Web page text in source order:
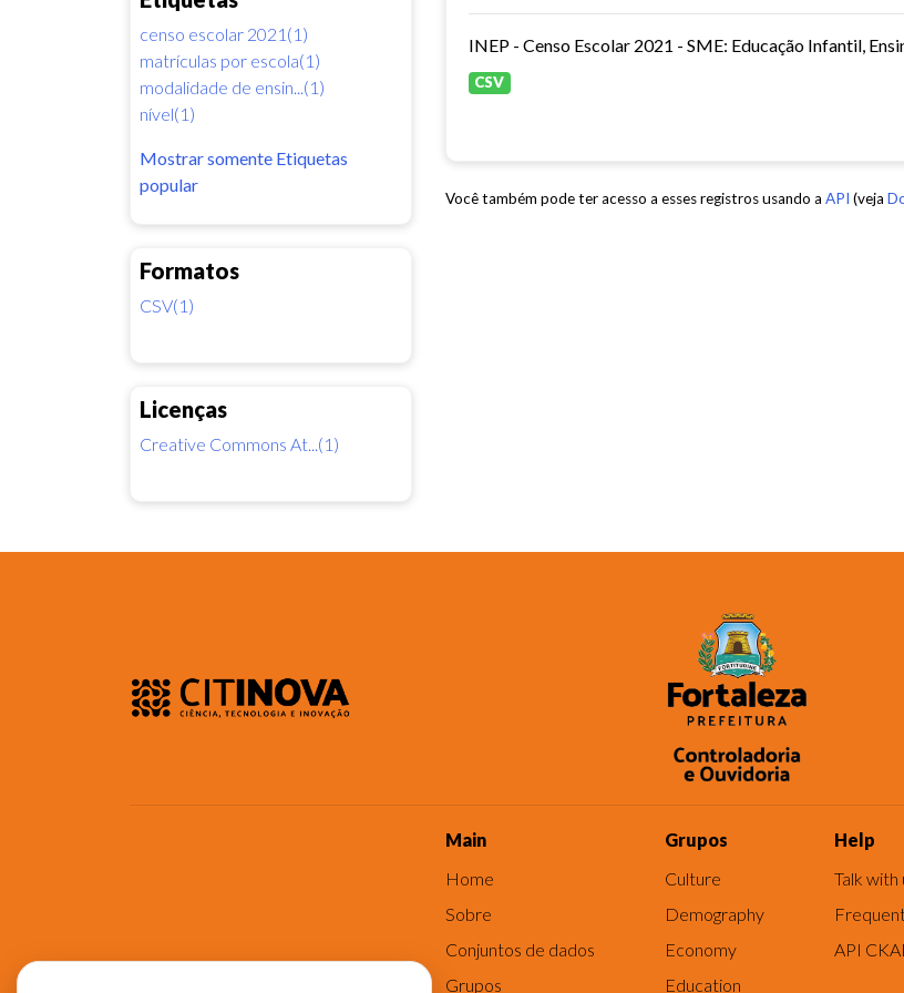
censo escolar 2021(1)
matrículas por escola(1)
modalidade de ensin...(1)
nível(1)
Mostrar somente Etiquetas
popular
Formatos
CSV(1)
Licenças
Creative Commons At...(1)
INEP - Censo Escolar 2021 - SME: Educação Infantil,
CSV
Você também pode ter acesso a esses registros usando a API (veja
Main
Home
Sobre
Conjuntos de dados
Grupos
Grupos
Culture
Demography
Economy
Education
Help
Talk with
API